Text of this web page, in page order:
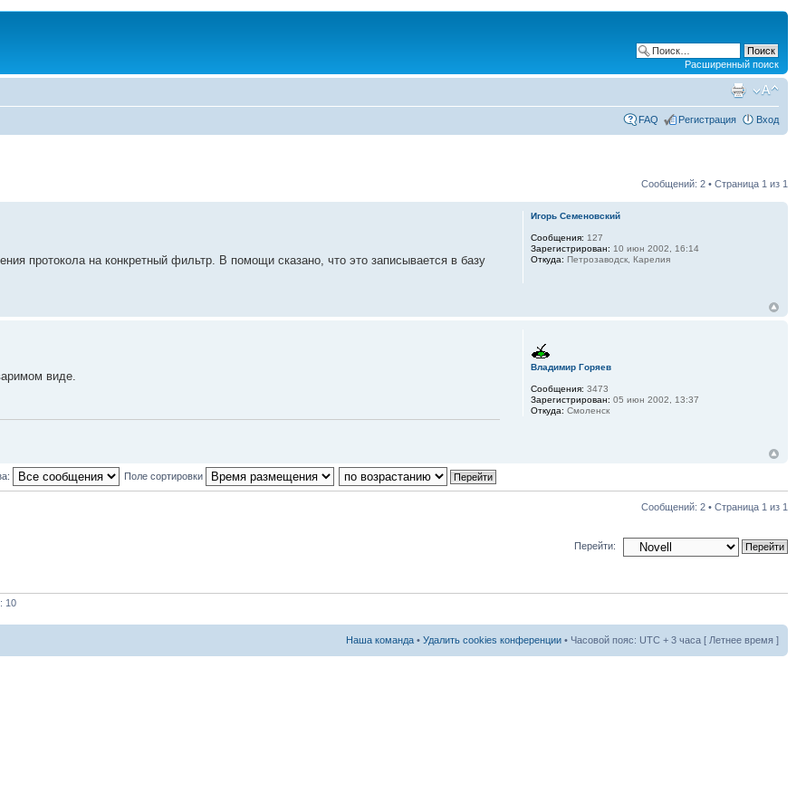
Расширенный поиск
FAQ Регистрация Вход
Сообщений: 2 • Страница 1 из 1
протокола на конкретный фильтр. В помощи сказано, что это записывается в базу
Игорь Семеновский
Сообщения: 127
Зарегистрирован: 10 июн 2002, 16:14
Откуда: Петрозаводск, Карелия
виде.
Владимир Горяев
Сообщения: 3473
Зарегистрирован: 05 июн 2002, 13:37
Откуда: Смоленск
Поле сортировки
Сообщений: 2 • Страница 1 из 1
Перейти:
10
Наша команда • Удалить cookies конференции • Часовой пояс: UTC + 3 часа [ Летнее время ]